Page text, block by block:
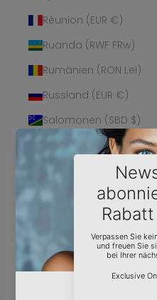
Réunion (EUR €)
Ruanda (RWF FRw)
Rumänien (RON Lei)
Russland (EUR €)
Salomonen (SBD $)
Sambia (EUR €)
Samoa (WST T)
San Marino (EUR €)
São Tomé und
Príncipe (STD Db)
Saudi-Arabien (SAR